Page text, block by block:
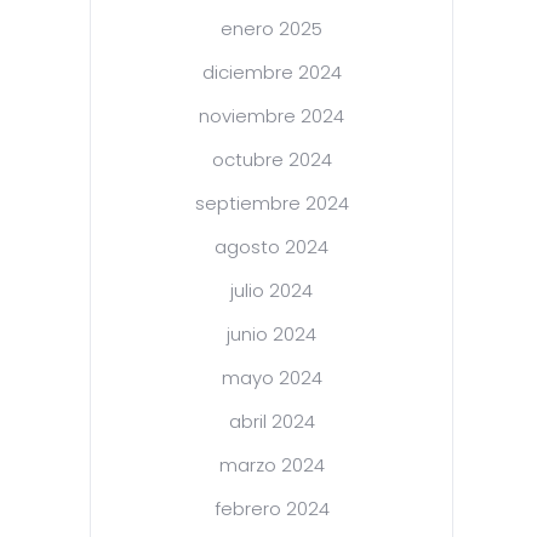
enero 2025
diciembre 2024
noviembre 2024
octubre 2024
septiembre 2024
agosto 2024
julio 2024
junio 2024
mayo 2024
abril 2024
marzo 2024
febrero 2024